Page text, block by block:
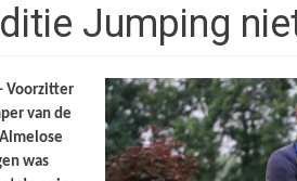
Jumping
Voorzitter
van de
was